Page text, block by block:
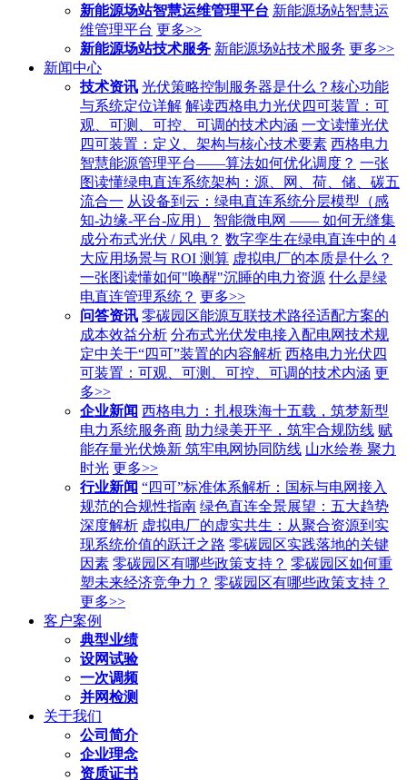
新能源场站智慧运维管理平台 新能源场站智慧运
维管理平台 更多>>
新能源场站技术服务 新能源场站技术服务 更多>>
新闻中心
技术资讯 光伏策略控制服务器是什么？核心功能
与系统定位详解 解读西格电力光伏四可装置：可
观、可测、可控、可调的技术内涵 一文读懂光伏
四可装置：定义、架构与核心技术要素 西格电力
智慧能源管理平台——算法如何优化调度？ 一张
图读懂绿电直连系统架构：源、网、荷、储、碳五
流合一 从设备到云：绿电直连系统分层模型（感
知-边缘-平台-应用）
智能微电网 —— 如何无缝集
成分布式光伏 / 风电？ 数字孪生在绿电直连中的 4
大应用场景与 ROI 测算 虚拟电厂的本质是什么？
一张图读懂如何"唤醒"沉睡的电力资源 什么是绿
电直连管理系统？ 更多>>
问答资讯 零碳园区能源互联技术路径适配方案的
成本效益分析 分布式光伏发电接入配电网技术规
定中关于“四可”装置的内容解析 西格电力光伏四
可装置：可观、可测、可控、可调的技术内涵 更
多>>
企业新闻 西格电力：扎根珠海十五载，筑梦新型
电力系统服务商 助力绿美开平，筑牢合规防线 赋
能存量光伏焕新 筑牢电网协同防线 山水绘卷 聚力
时光 更多>>
行业新闻 “四可”标准体系解析：国标与电网接入
规范的合规性指南 绿色直连全景展望：五大趋势
深度解析 虚拟电厂的虚实共生：从聚合资源到实
现系统价值的跃迁之路 零碳园区实践落地的关键
因素 零碳园区有哪些政策支持？ 零碳园区如何重
塑未来经济竞争力？ 零碳园区有哪些政策支持？
更多>>
客户案例
典型业绩
设网试验
一次调频
并网检测
关于我们
公司简介
企业理念
资质证书